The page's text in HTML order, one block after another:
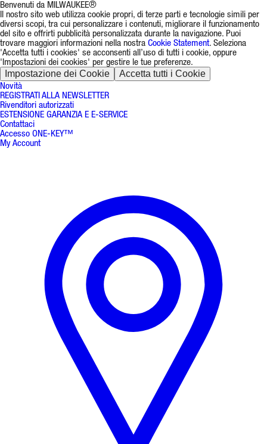
Benvenuti da MILWAUKEE®
Il nostro sito web utilizza cookie propri, di terze parti e tecnologie simili per
diversi scopi, tra cui personalizzare i contenuti, migliorare il funzionamento
del sito e offrirti pubblicità personalizzata durante la navigazione. Puoi
trovare maggiori informazioni nella nostra Cookie Statement. Seleziona
'Accetta tutti i cookies' se acconsenti all’uso di tutti i cookie, oppure
'Impostazioni dei cookies' per gestire le tue preferenze.
Impostazione dei Cookie Accetta tutti i Cookie
Novità
REGISTRATI ALLA NEWSLETTER
Rivenditori autorizzati
ESTENSIONE GARANZIA E E-SERVICE
Contattaci
Accesso ONE-KEY™
My Account